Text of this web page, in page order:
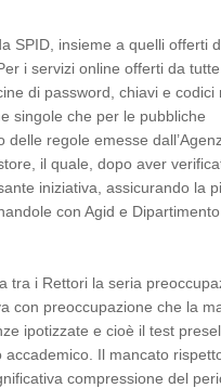
SPID, insieme a quelli offerti
i servizi online offerti da
di password, chiavi e codici
singole che per le pubbliche
regole emesse
il quale, dopo aver
iniziativa, assicurando la
con Agid e
tra i Rettori la seria
con preoccupazione che la
ipotizzate e cioè il test
Il mancato
compressione del